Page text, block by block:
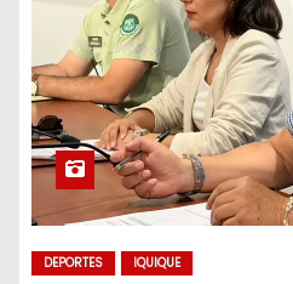
DEPORTES IQUIQUE